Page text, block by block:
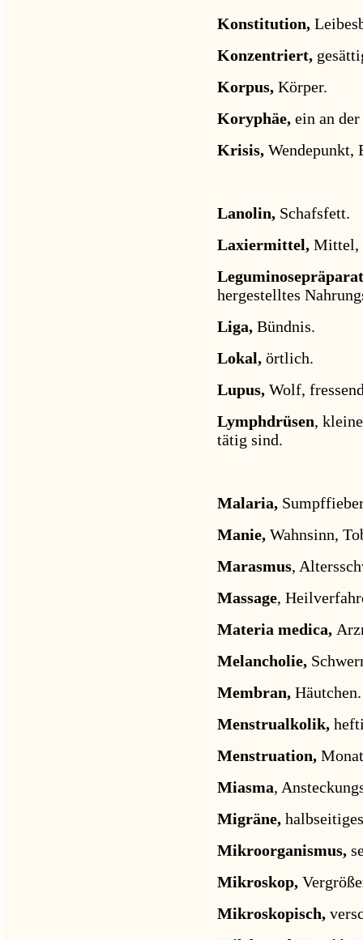
Konstitution,
Konzentriert,
Korpus, Körper.
Koryphäe, ein an
Krisis, Wendepunkt,
Lanolin, Schafsfett.
Laxiermittel, Mittel,
hergestelltes
Liga, Bündnis.
Lokal, örtlich.
Lupus, Wolf,
Lymphdrüsen,
tätig sind.
Malaria,
Manie, Wahnsinn,
Marasmus,
Massage,
Materia medica,
Melancholie,
Membran, Häutchen.
Menstrualkolik,
Menstruation,
Miasma,
Migräne,
Mikroorganismus,
Mikroskop,
Mikroskopisch,